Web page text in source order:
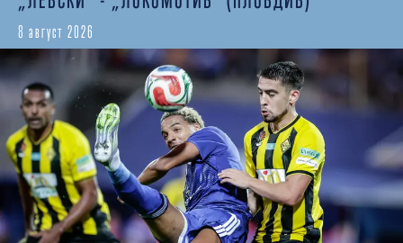
8 август 2026